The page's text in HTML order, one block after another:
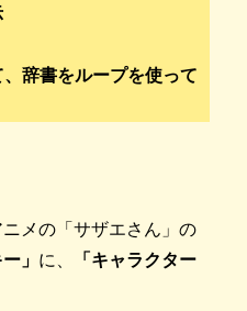
、辞書をループを使って
メの「サザエさん」の
」 に、
「キャラクター